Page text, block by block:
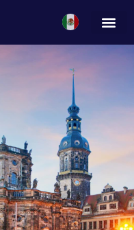
09/07/2026